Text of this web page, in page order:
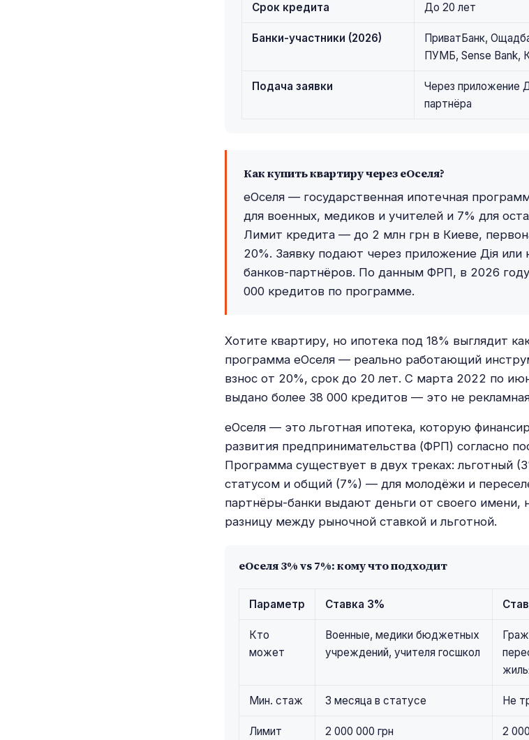
Срок кредита До 20 лет
Банки-участники (2026)
ПриватБанк,
ПУМБ, Sense Bank,
Подача заявки
Через приложение
партнёра
Как купить квартиру через еОселя?
еОселя — государственная ипотечная
для военных, медиков и учителей и 7% для
Лимит кредита — до 2 млн грн в Киеве,
20%. Заявку подают через приложение Дія
банков-партнёров. По данным ФРП, в 2026
000 кредитов по программе.
Хотите квартиру, но ипотека под 18% выглядит
программа еОселя — реально работающий
взнос от 20%, срок до 20 лет. С марта 2022 по
выдано более 38 000 кредитов — это не
еОселя — это льготная ипотека, которую
развития предпринимательства (ФРП) согласно
Программа существует в двух треках: льготный
статусом и общий (7%) — для молодёжи и
партнёры-банки выдают деньги от своего имени,
разницу между рыночной ставкой и льготной.
еОселя 3% vs 7%: кому что подходит
Параметр Ставка 3%
Кто
может
Военные, медики бюджетных
учреждений, учителя госшкол
Мин. стаж 3 месяца в статусе Не
Лимит 2 000 000 грн 2